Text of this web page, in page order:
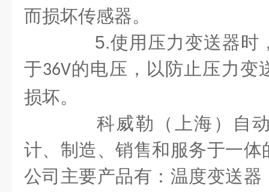
而损坏传感器。
5.使用压力变送器时
于36V的电压，以防止压力变
损坏。
科威勒（上海）自动
计、制造、销售和服务于一
公司主要产品有：温度变送